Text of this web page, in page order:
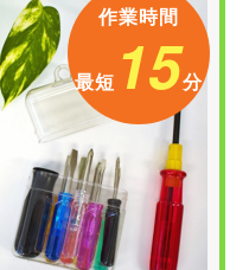
作業時間
最短 15分